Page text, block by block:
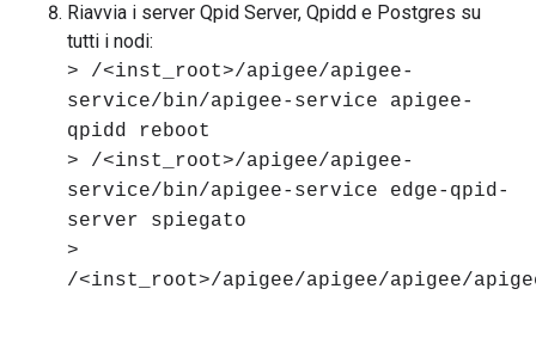
Riavvia i server Qpid Server, Qpidd e Postgres su
tutti i nodi:
> /<inst_root>/apigee/apigee-
service/bin/apigee-service apigee-
qpidd reboot
> /<inst_root>/apigee/apigee-
service/bin/apigee-service edge-qpid-
server spiegato
>
/<inst_root>/apigee/apigee/apigee/